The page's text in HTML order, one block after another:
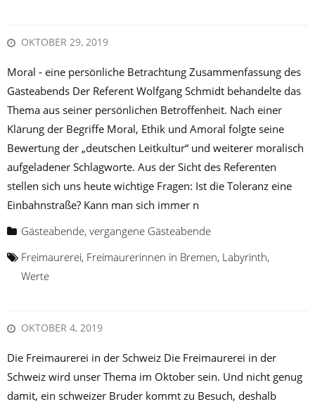
OKTOBER 29, 2019
Moral - eine persönliche Betrachtung Zusammenfassung des
Gästeabends Der Referent Wolfgang Schmidt behandelte das
Thema aus seiner persönlichen Betroffenheit. Nach einer
Klärung der Begriffe Moral, Ethik und Amoral folgte seine
Bewertung der „deutschen Leitkultur“ und weiterer moralisch
aufgeladener Schlagworte. Aus der Sicht des Referenten
stellen sich uns heute wichtige Fragen: Ist die Toleranz eine
Einbahnstraße? Kann man sich immer n
Gästeabende, vergangene Gästeabende
Freimaurerei, Freimaurerinnen in Bremen, Labyrinth,
Werte
OKTOBER 4, 2019
Die Freimaurerei in der Schweiz Die Freimaurerei in der
Schweiz wird unser Thema im Oktober sein. Und nicht genug
damit, ein schweizer Bruder kommt zu Besuch, deshalb